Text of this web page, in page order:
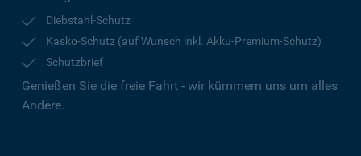
Diebstahl-Schutz
Kasko-Schutz (auf Wunsch inkl. Akku-Premium-Schutz)
Schutzbrief
Genießen Sie die freie Fahrt - wir kümmern uns um alles
Andere.